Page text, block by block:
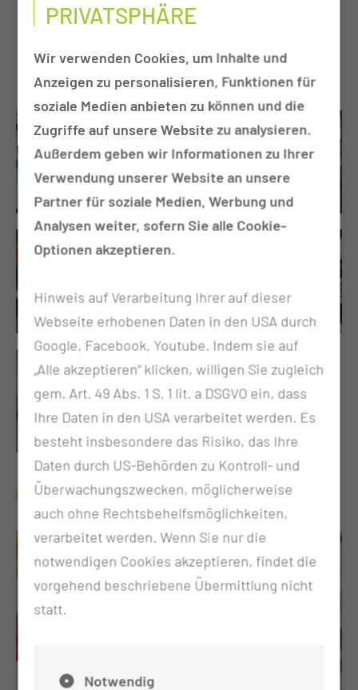
2 000
Betten werden täglich versorgt
NEUIGKEITEN
PRIVATSPHÄRE
Wir verwenden Cookies, um Inhalte und
Anzeigen zu personalisieren, Funktionen für
soziale Medien anbieten zu können und die
Zugriffe auf unsere Website zu analysieren.
Außerdem geben wir Informationen zu Ihrer
Verwendung unserer Website an unsere
Partner für soziale Medien, Werbung und
Analysen weiter, sofern Sie alle Cookie-
Optionen akzeptieren.
Hinweis auf Verarbeitung Ihrer auf dieser
Webseite erhobenen Daten in den USA durch
Google, Facebook, Youtube. Indem sie auf
„Alle akzeptieren“ klicken, willigen Sie zugleich
gem. Art. 49 Abs. 1 S. 1 lit. a DSGVO ein, dass
Ihre Daten in den USA verarbeitet werden. Es
besteht insbesondere das Risiko, das Ihre
Daten durch US-Behörden zu Kontroll- und
Überwachungszwecken, möglicherweise
auch ohne Rechtsbehelfsmöglichkeiten,
verarbeitet werden. Wenn Sie nur die
notwendigen Cookies akzeptieren, findet die
vorgehend beschriebene Übermittlung nicht
statt.
Notwendig